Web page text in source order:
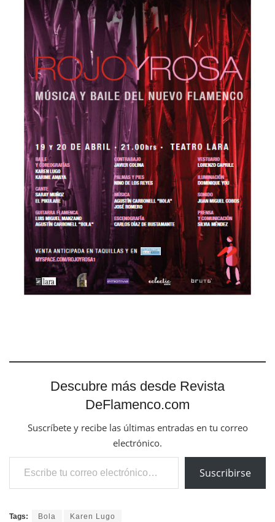
Descubre más desde Revista
DeFlamenco.com
Suscríbete y recibe las últimas entradas en tu correo
electrónico.
Escribe tu correo electrónico…
Suscribirse
Tags: Bola Karen Lugo